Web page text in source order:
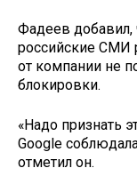
Фадеев добавил,
российские СМИ
от компании не
блокировки.
«Надо признать
Google
отметил он.